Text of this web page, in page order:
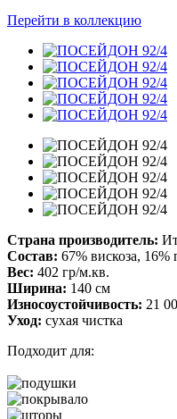
Перейти в коллекцию
Страна производитель:
Состав: 67% вискоза, 16%
Вес: 402 гр/м.кв.
Ширина: 140 см
Износоустойчивость: 21
Уход: сухая чистка
Подходит для: